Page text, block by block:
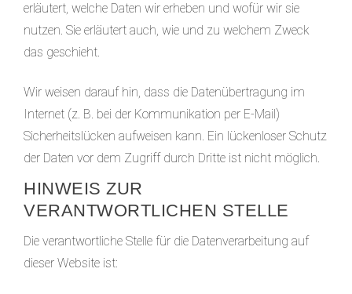
erläutert, welche Daten wir erheben und wofür wir sie
nutzen. Sie erläutert auch, wie und zu welchem Zweck
das geschieht.
Wir weisen darauf hin, dass die Datenübertragung im
Internet (z. B. bei der Kommunikation per E-Mail)
Sicherheitslücken aufweisen kann. Ein lückenloser Schutz
der Daten vor dem Zugriff durch Dritte ist nicht möglich.
HINWEIS ZUR
VERANTWORTLICHEN STELLE
Die verantwortliche Stelle für die Datenverarbeitung auf
dieser Website ist: